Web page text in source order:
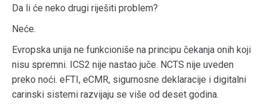
Da li će neko drugi riješiti problem?
Neće.
Evropska unija ne funkcioniše na principu čekanja onih koji
nisu spremni. ICS2 nije nastao juče. NCTS nije uveden
preko noći. eFTI, eCMR, sigurnosne deklaracije i digitalni
carinski sistemi razvijaju se više od deset godina.